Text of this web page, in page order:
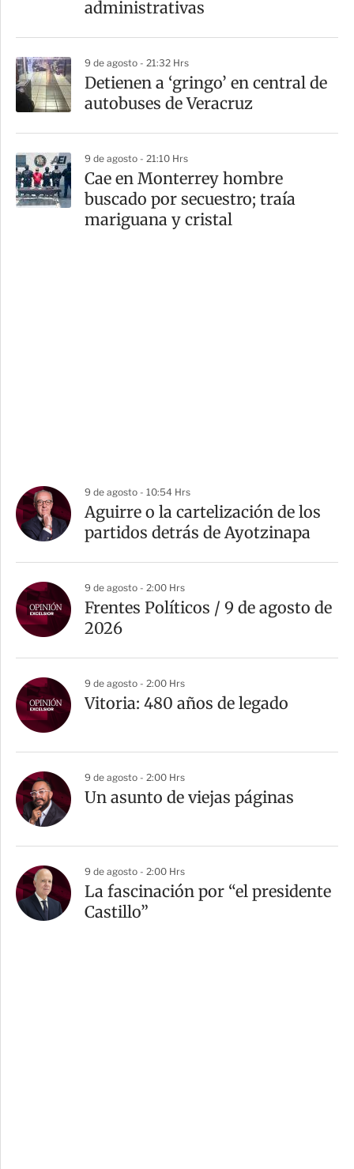
administrativas
9 de agosto - 21:32 Hrs
Detienen a ‘gringo’ en central de
autobuses de Veracruz
9 de agosto - 21:10 Hrs
Cae en Monterrey hombre
buscado por secuestro; traía
mariguana y cristal
9 de agosto - 10:54 Hrs
Aguirre o la cartelización de los
partidos detrás de Ayotzinapa
9 de agosto - 2:00 Hrs
Frentes Políticos / 9 de agosto de
2026
9 de agosto - 2:00 Hrs
Vitoria: 480 años de legado
9 de agosto - 2:00 Hrs
Un asunto de viejas páginas
9 de agosto - 2:00 Hrs
La fascinación por “el presidente
Castillo”